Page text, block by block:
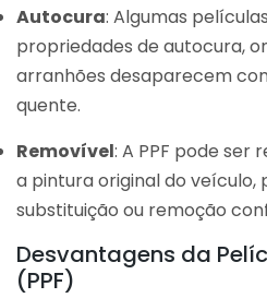
Autocura: Algumas
propriedades de autocura,
arranhões desaparecem
quente.
Removível: A PPF pode ser
a pintura original do veículo,
substituição ou remoção
Desvantagens da
(PPF)